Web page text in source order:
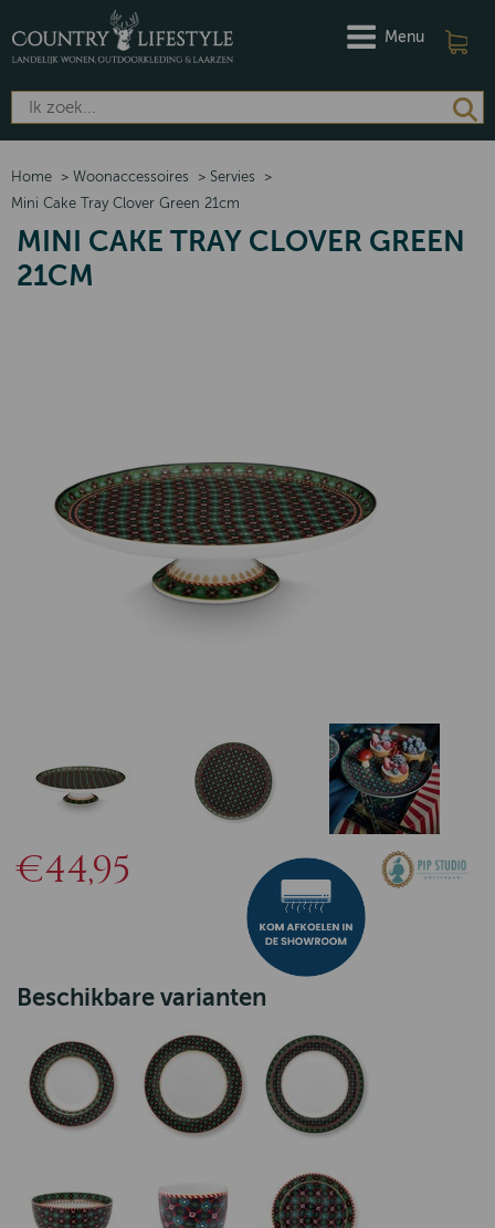
Menu
Home > Woonaccessoires > Servies
>
Mini Cake Tray Clover Green 21cm
MINI CAKE TRAY CLOVER GREEN
21CM
€44,95
Beschikbare varianten